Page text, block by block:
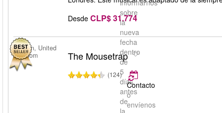
informarnos
sobre
la
nueva
fecha
dentro
de
5
días
antes
de
la
Desde CLP$ 31.774
London, United
Kingdom
The Mousetrap
(124)
Contacto
o
envíenos